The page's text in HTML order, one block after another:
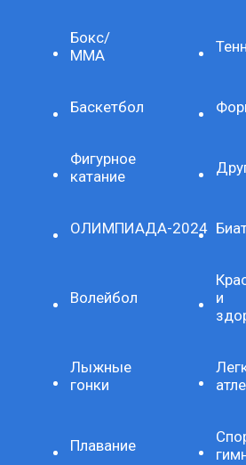
Бокс/
ММА
Баскетбол
Фигурное
катание
ОЛИМПИАДА-2024
Волейбол
и
Лыжные
гонки
Плавание